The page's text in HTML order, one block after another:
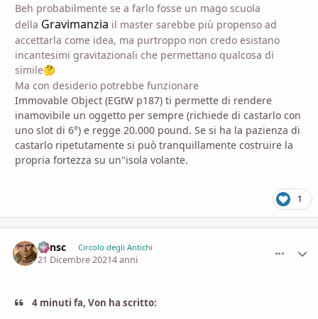
Beh probabilmente se a farlo fosse un mago scuola
della Gravimanzia il master sarebbe più propenso ad
accettarla come idea, ma purtroppo non credo esistano
incantesimi gravitazionali che permettano qualcosa di
simile🤔
Ma con desiderio potrebbe funzionare
Immovable Object (EGtW p187) ti permette di rendere
inamovibile un oggetto per sempre (richiede di castarlo con
uno slot di 6°) e regge 20.000 pound. Se si ha la pazienza di
castarlo ripetutamente si può tranquillamente costruire la
propria fortezza su un''isola volante.
1
Minsc Circolo degli Antichi
21 Dicembre 20214 anni
4 minuti fa, Von ha scritto: